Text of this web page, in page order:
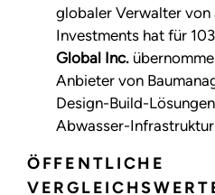
globaler Verwalter von
Investments hat für
Global Inc.
Anbieter von
Design-Build-
Abwasser-
ÖFFENTLICHE